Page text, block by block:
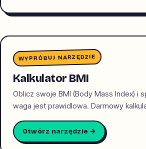
WYPRÓBUJ NARZĘDZIE
Kalkulator BMI
Oblicz swoje BMI (Body Mass Index) i
waga jest prawidlowa. Darmowy
Otwórz narzędzie →